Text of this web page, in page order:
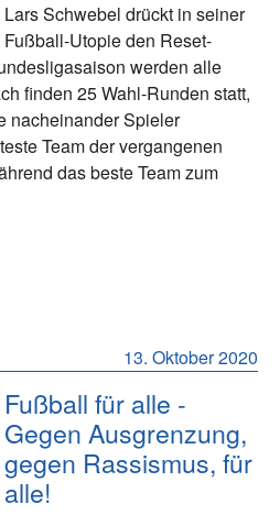
Lars Schwebel drückt in seiner
Fußball-Utopie den Reset-
werden alle
finden 25 Wahl-Runden statt,
nacheinander Spieler
Team der vergangenen
das beste Team zum
13. Oktober 2020
Fußball für alle -
Gegen Ausgrenzung,
gegen Rassismus, für
alle!